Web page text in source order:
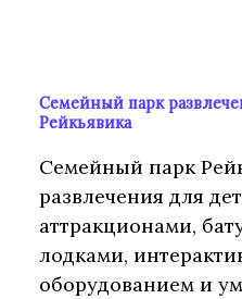
Семейный парк
Рейкьявика
Семейный парк
развлечения для
аттракционами,
лодками,
оборудованием и